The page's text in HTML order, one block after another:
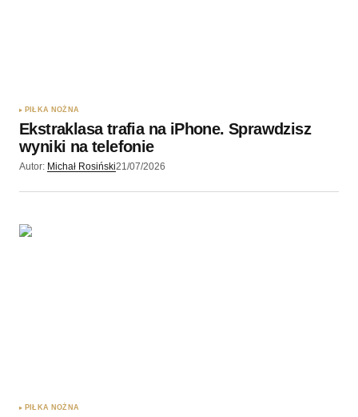
PIŁKA NOŻNA
Ekstraklasa trafia na iPhone. Sprawdzisz
wyniki na telefonie
Autor: Michał Rosiński21/07/2026
PIŁKA NOŻNA